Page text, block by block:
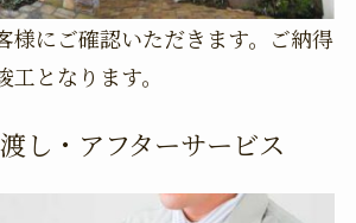
様にご確認いただきます。ご納得
となります。
し・アフターサービス